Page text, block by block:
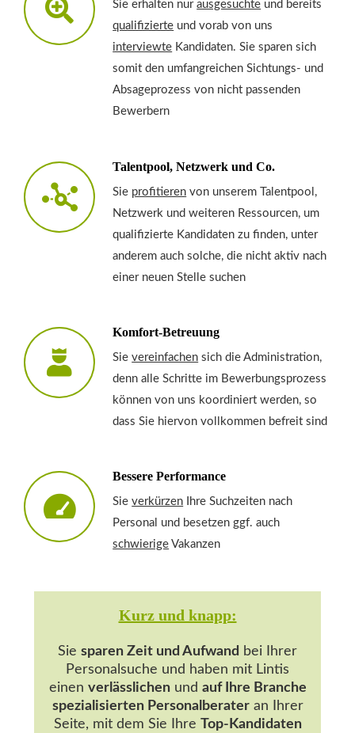
Sie erhalten nurausgesuchte und bereits
qualifizierte und vorab von uns
interviewte Kandidaten. Sie sparen sich
somit den umfangreichen Sichtungs- und
Absageprozess von nicht passenden
Bewerbern
Talentpool, Netzwerk und Co.
Sie profitieren von unserem Talentpool,
Netzwerk und weiteren Ressourcen, um
qualifizierte Kandidaten zu finden, unter
anderem auch solche, die nicht aktiv nach
einer neuen Stelle suchen
Komfort-Betreuung
Sievereinfachen sich die Administration,
denn alle Schritte im Bewerbungsprozess
können von uns koordiniert werden, so
dass Sie hiervon vollkommen befreit sind
Bessere Performance
Sieverkürzen Ihre Suchzeiten nach
Personal und besetzen ggf. auch
schwierige Vakanzen
Kurz und knapp:
Sie sparen Zeit und Aufwand bei Ihrer
Personalsuche und haben mit Lintis
einen verlässlichenund auf Ihre Branche
spezialisierten Personalberateran Ihrer
Seite, mit dem Sie Ihre
Top-Kandidaten